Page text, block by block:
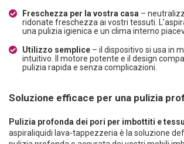
Freschezza per la vostra casa –
ridonate freschezza ai vostri tessuti.
una pulizia igienica e un clima interno
Utilizzo semplice – il dispositivo si usa in
intuitivo. Il motore potente e il design
pulizia rapida e senza complicazioni.
Soluzione efficace per una pulizia
Pulizia profonda dei pori per imbottiti e
aspiraliquidi lava-tappezzeria è la soluzione